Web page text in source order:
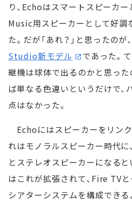
り、Echoはスマートスピーカ
Music用スピーカーとして好調
た。だが「あれ？」と思ったのが
Studio新モデル
であった。
継機は球体で出るのかと思った
ば単なる色違いというだけで、
点はなかった。
Echoにはスピーカーをリン
れはモノラルスピーカー時代に
とステレオスピーカーになる
はこれが拡張されて、Fire TV
シアターシステムを構成できる